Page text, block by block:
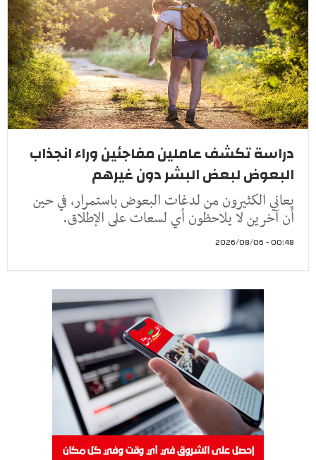
دراسة تكشف عاملين مفاجئين وراء انجذاب
البعوض لبعض البشر دون غيرهم
يعاني الكثيرون من لدغات البعوض باستمرار، في حين
أن آخرين لا يلاحظون أي لسعات على الإطلاق.
00:48 - 2026/08/06